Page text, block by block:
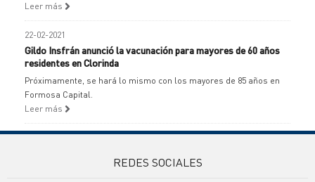
Leer más
22-02-2021
Gildo Insfrán anunció la vacunación para mayores de 60 años
residentes en Clorinda
Próximamente, se hará lo mismo con los mayores de 85 años en
Formosa Capital.
Leer más
REDES SOCIALES